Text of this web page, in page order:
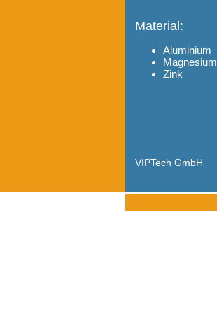
Material:
Aluminium
Magnesium
Zink
VIPTech GmbH